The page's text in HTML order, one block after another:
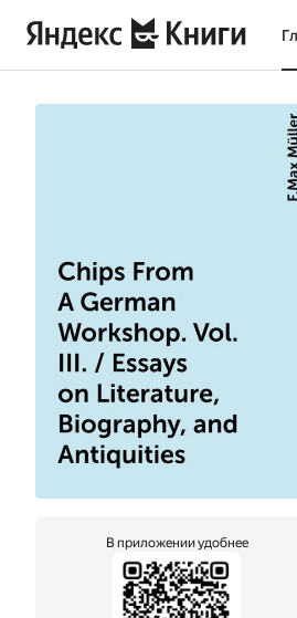
В приложении удобнее